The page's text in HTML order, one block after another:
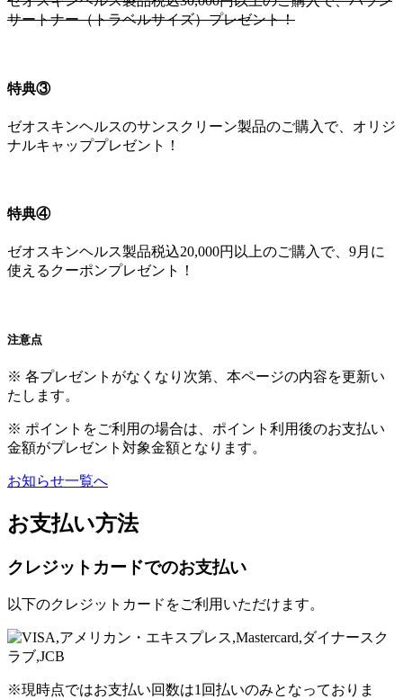
サートナー（トラベルサイズ）プレゼント！
特典③
ゼオスキンヘルスのサンスクリーン製品のご購入で、オリジ
ナルキャッププレゼント！
特典④
ゼオスキンヘルス製品税込20,000円以上のご購入で、9月に
使えるクーポンプレゼント！
注意点
※ 各プレゼントがなくなり次第、本ページの内容を更新い
たします。
※ ポイントをご利用の場合は、ポイント利用後のお支払い
金額がプレゼント対象金額となります。
お知らせ一覧へ
お支払い方法
クレジットカードでのお支払い
以下のクレジットカードをご利用いただけます。
※現時点ではお支払い回数は1回払いのみとなっておりま